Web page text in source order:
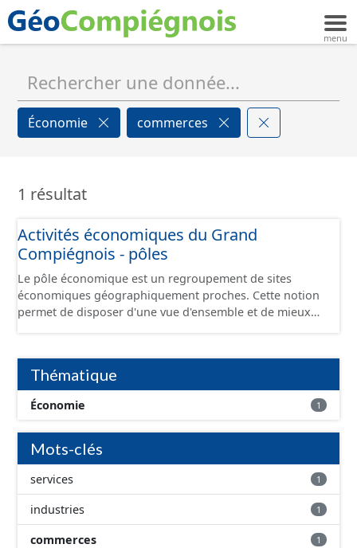
Économie commerces
1 résultat
Activités économiques du Grand
Compiégnois - pôles
Le pôle économique est un regroupement de sites
économiques géographiquement proches. Cette notion
permet de disposer d'une vue d'ensemble et de mieux
département.
Thématique
Économie 1
Mots-clés
services 1
industries 1
commerces 1